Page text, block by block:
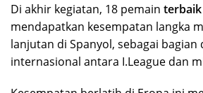
Di akhir kegiatan, 18 pemain terbaik
mendapatkan kesempatan langka
lanjutan di Spanyol, sebagai bagian
internasional antara I.League dan